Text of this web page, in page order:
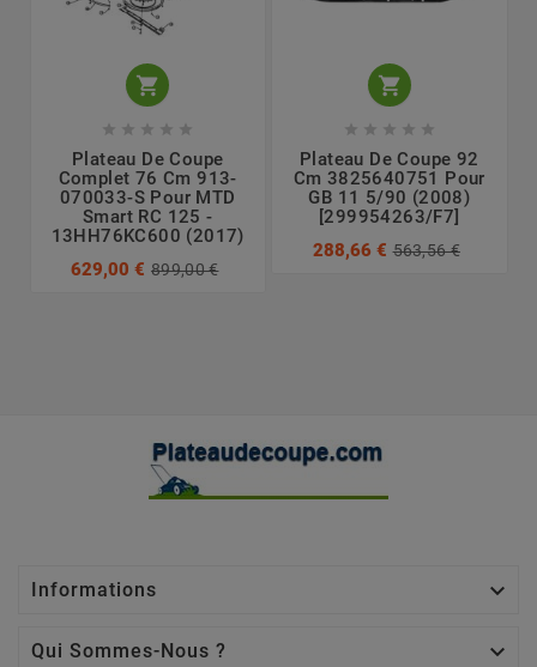

    
Plateau De Coupe
Complet 76 Cm 913-
070033-S Pour MTD
Smart RC 125 -
13HH76KC600 (2017)
629,00 € 899,00 €

    
Plateau De Coupe 92
Cm 3825640751 Pour
GB 11 5/90 (2008)
[299954263/F7]
288,66 € 563,56 €
Informations 
Qui Sommes-Nous ? 